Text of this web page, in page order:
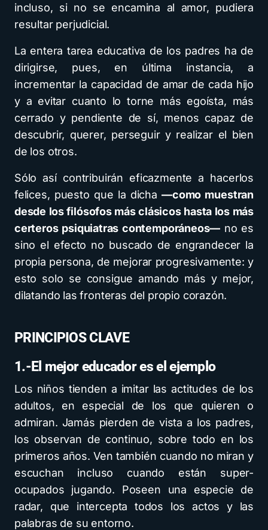
incluso, si no se encamina al amor, pudiera
resultar perjudicial.
La entera tarea educativa de los padres ha de
dirigirse, pues, en última instancia, a
incrementar la capacidad de amar de cada hijo
y a evitar cuanto lo torne más egoísta, más
cerrado y pendiente de sí, menos capaz de
descubrir, querer, perseguir y realizar el bien
de los otros.
Sólo así contribuirán eficazmente a hacerlos
felices, puesto que la dicha—como muestran
desde los filósofos más clásicos hasta los más
certeros psiquiatras contemporáneos— no es
sino el efecto no buscado de engrandecer la
propia persona, de mejorar progresivamente: y
esto solo se consigue amando más y mejor,
dilatando las fronteras del propio corazón.
PRINCIPIOS CLAVE
1.-El mejor educador es el ejemplo
Los niños tienden a imitar las actitudes de los
adultos, en especial de los que quieren o
admiran. Jamás pierden de vista a los padres,
los observan de continuo, sobre todo en los
primeros años. Ven también cuando no miran y
escuchan incluso cuando están super-
ocupados jugando. Poseen una especie de
radar, que intercepta todos los actos y las
palabras de su entorno.